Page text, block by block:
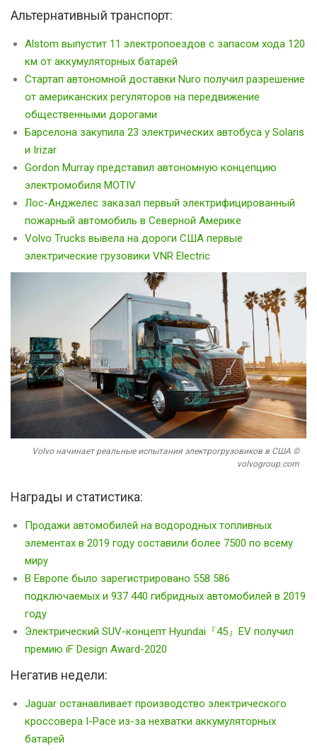
Альтернативный транспорт:
Alstom выпустит 11 электропоездов с запасом хода 120
км от аккумуляторных батарей
Стартап автономной доставки Nuro получил разрешение
от американских регуляторов на передвижение
общественными дорогами
Барселона закупила 23 электрических автобуса у Solaris
и Irizar
Gordon Murray представил автономную концепцию
электромобиля MOTIV
Лос-Анджелес заказал первый электрифицированный
пожарный автомобиль в Северной Америке
Volvo Trucks вывела на дороги США первые
электрические грузовики VNR Electric
Volvo начинает реальные испытания электрогрузовиков в США ©
volvogroup.com
Награды и статистика:
Продажи автомобилей на водородных топливных
элементах в 2019 году составили более 7500 по всему
миру
В Европе было зарегистрировано 558 586
подключаемых и 937 440 гибридных автомобилей в 2019
году
Электрический SUV-концепт Hyundai『45』EV получил
премию iF Design Award-2020
Негатив недели:
Jaguar останавливает производство электрического
кроссовера I-Pace из-за нехватки аккумуляторных
батарей